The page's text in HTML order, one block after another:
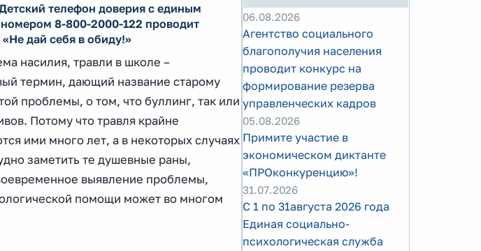
телефон доверия с единым
8-800-2000-122 проводит
дай себя в обиду!»
насилия, травли в школе –
термин, дающий название старому
проблемы, о том, что буллинг, так или
Потому что травля крайне
ими много лет, а в некоторых случаях
заметить те душевные раны,
выявление проблемы,
помощи может во многом
06.08.2026
Агентство социального
благополучия населения
проводит конкурс на
формирование резерва
управленческих кадров
05.08.2026
Примите участие в
экономическом диктанте
«ПРОконкуренцию»!
31.07.2026
С 1 по 31августа 2026 года
Единая социально-
психологическая служба